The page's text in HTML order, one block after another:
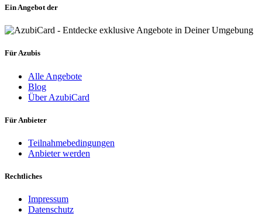
Ein Angebot der
Für Azubis
Alle Angebote
Blog
Über AzubiCard
Für Anbieter
Teilnahmebedingungen
Anbieter werden
Rechtliches
Impressum
Datenschutz